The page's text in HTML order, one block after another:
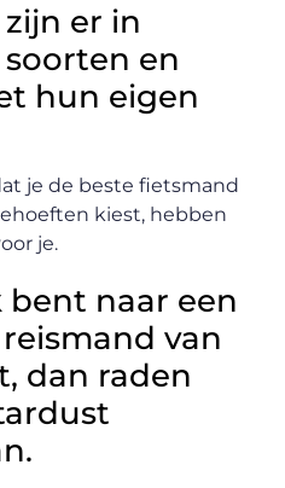
er in
en
hun eigen
je de beste fietsmand
kiest, hebben
je.
bent naar een
van
dan raden